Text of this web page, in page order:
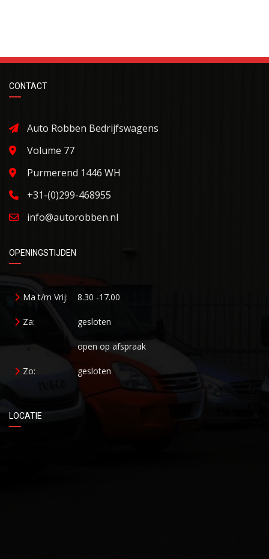
CONTACT
Auto Robben Bedrijfswagens
Volume 77
Purmerend 1446 WH
+31-(0)299-468955
info@autorobben.nl
OPENINGSTIJDEN
Ma t/m Vrij: 8.30 -17.00
Za: gesloten
open op afspraak
Zo: gesloten
LOCATIE